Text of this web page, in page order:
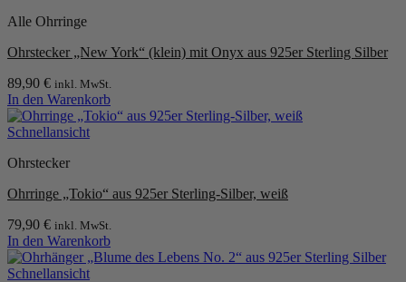
Alle Ohrringe
Ohrstecker „New York“ (klein) mit Onyx aus 925er Sterling Silber
89,90 € inkl. MwSt.
In den Warenkorb
Schnellansicht
Ohrstecker
Ohrringe „Tokio“ aus 925er Sterling-Silber, weiß
79,90 € inkl. MwSt.
In den Warenkorb
Schnellansicht